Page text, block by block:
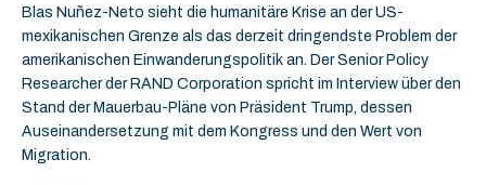
Blas Nuñez-Neto sieht die humanitäre Krise an der US-
mexikanischen Grenze als das derzeit dringendste Problem der
amerikanischen Einwanderungspolitik an. Der Senior Policy
Researcher der RAND Corporation spricht im Interview über den
Stand der Mauerbau-Pläne von Präsident Trump, dessen
Auseinandersetzung mit dem Kongress und den Wert von
Migration.